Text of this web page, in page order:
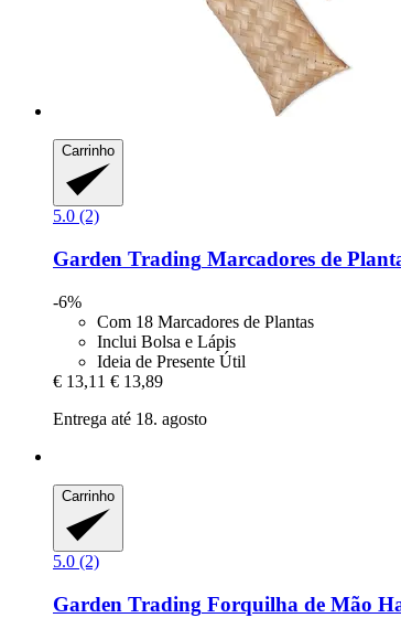
Carrinho
5.0 (2)
Garden Trading Marcadores de
-6%
Com 18 Marcadores de Plantas
Inclui Bolsa e Lápis
Ideia de Presente Útil
€ 13,11 € 13,89
Entrega até 18. agosto
Carrinho
5.0 (2)
Garden Trading Forquilha de Mão